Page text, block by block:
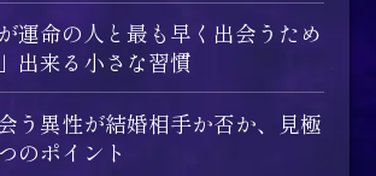
運命の人と最も早く出会うため
出来る小さな習慣
う異性が結婚相手か否か、見極
のポイント